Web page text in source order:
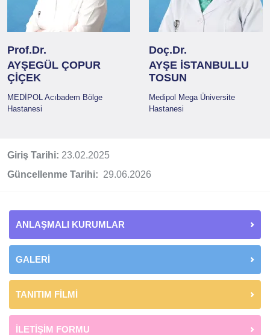
Prof.Dr.
AYŞEGÜL ÇOPUR
ÇİÇEK
MEDİPOL Acıbadem Bölge
Hastanesi
Doç.Dr.
AYŞE İSTANBULLU
TOSUN
Medipol Mega Üniversite
Hastanesi
Giriş Tarihi: 23.02.2025
Güncellenme Tarihi: 29.06.2026
ANLAŞMALI KURUMLAR
GALERİ
TANITIM FİLMİ
İLETİŞİM FORMU